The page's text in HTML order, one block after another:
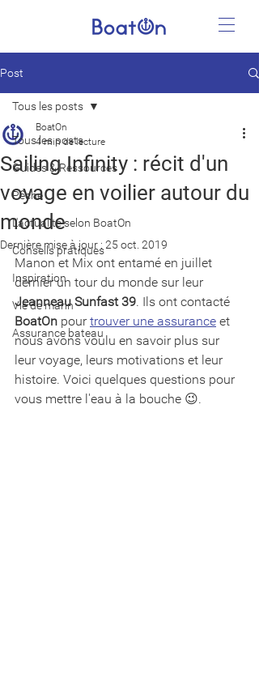
Post
Tous les posts
Guides & Ressources
Pêche
L'actualité selon BoatOn
Conseils pratiques
Inspiration
Vie de marin
Assurance bateau
Tous les posts
Sailing Infinity : récit d'un
voyage en voilier autour du
monde
BoatOn
4 min de lecture
Dernière mise à jour : 25 oct. 2019
Manon et Mix ont entamé en juillet
dernier un tour du monde sur leur
Jeanneau Sunfast 39. Ils ont contacté
BoatOn pour trouver une assurance et
nous avons voulu en savoir plus sur
leur voyage, leurs motivations et leur
histoire. Voici quelques questions pour
vous mettre l'eau à la bouche 😉.